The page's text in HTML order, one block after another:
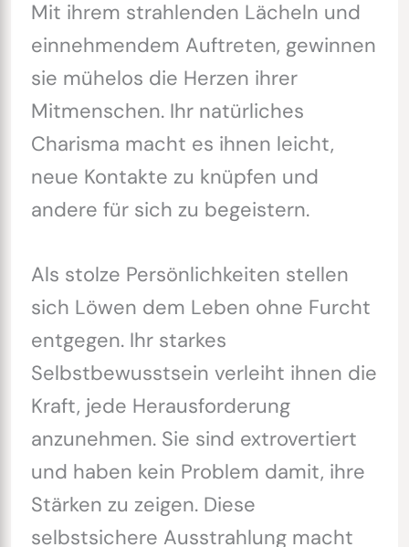
Mit ihrem strahlenden Lächeln und
einnehmendem Auftreten, gewinnen
sie mühelos die Herzen ihrer
Mitmenschen. Ihr natürliches
Charisma macht es ihnen leicht,
neue Kontakte zu knüpfen und
andere für sich zu begeistern.
Als stolze Persönlichkeiten stellen
sich Löwen dem Leben ohne Furcht
entgegen. Ihr starkes
Selbstbewusstsein verleiht ihnen die
Kraft, jede Herausforderung
anzunehmen. Sie sind extrovertiert
und haben kein Problem damit, ihre
Stärken zu zeigen. Diese
selbstsichere Ausstrahlung macht